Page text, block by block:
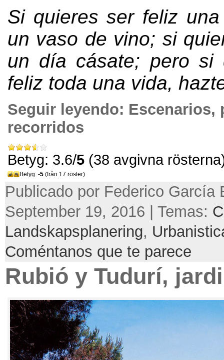
Si quieres ser feliz
un vaso de vino; si
un día cásate; pero si
feliz toda una vida,
Seguir leyendo: Escenarios,
recorridos
Betyg: 3.6/5 (38 avgivna
Betyg: -5 (från 17 röster)
Publicado por Federico García
September 19, 2016 | Temas:
Landskapsplanering,
Coméntanos que te parece
Rubió y Tudurí,